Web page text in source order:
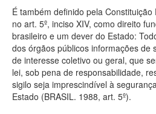
Administração
Legislação
Agenda
Perguntas frequentes
Contato
É também definido pela
no art. 5º, inciso XIV, como direito
brasileiro e um dever do Estado:
dos órgãos públicos informações de
de interesse coletivo ou geral, que
lei, sob pena de responsabilidade,
sigilo seja imprescindível à
Estado (BRASIL. 1988, art. 5º).